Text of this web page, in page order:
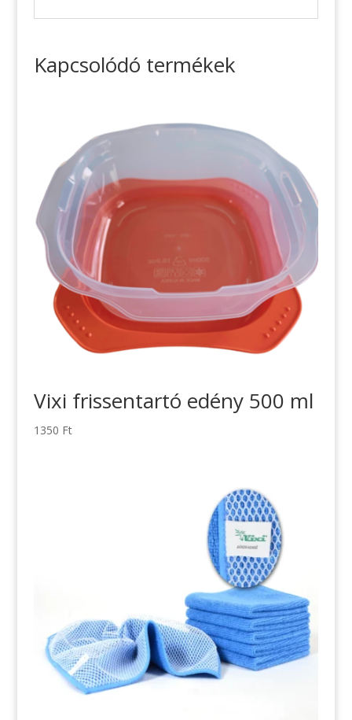
Kapcsolódó termékek
Vixi frissentartó edény 500 ml
1350 Ft